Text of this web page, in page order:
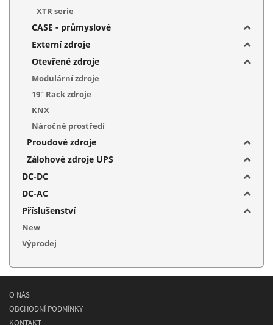
XTR serie
CASE - průmyslové
Externí zdroje
Otevřené zdroje
Modulární zdroje
19" Rack zdroje
KNX
Náročné prostředí
Proudové zdroje
Zálohové zdroje UPS
DC-DC
DC-AC
Příslušenství
New
Výprodej
O NÁS
OBCHODNÍ PODMÍNKY
KONTAKT